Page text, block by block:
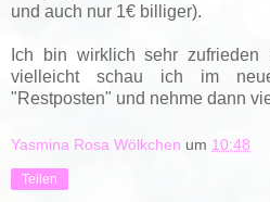
und auch nur 1€ billiger).
Ich bin wirklich sehr zufrieden
vielleicht schau ich im
"Restposten" und nehme dann
Yasmina Rosa Wölkchen um 10:48
Teilen